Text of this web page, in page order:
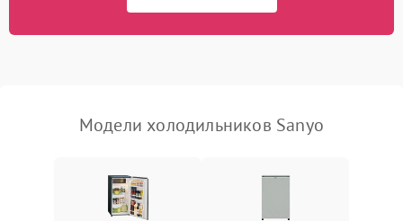
работе
2000 ₽ Подробнее →
Модели холодильников Sanyo